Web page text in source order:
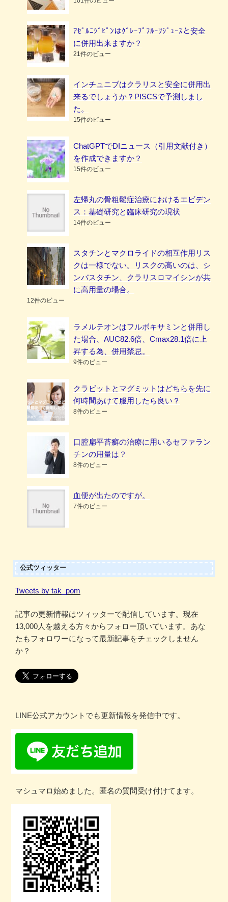
ｱｾﾞﾙﾆｼﾞﾋﾟﾝはｸﾞﾚｰﾌﾟﾌﾙｰﾂｼﾞｭｰｽと安全
に併用出来ますか？
21件のビュー
インチュニブはクラリスと安全に併用出
来るでしょうか？PISCSで予測しまし
た。
15件のビュー
ChatGPTでDIニュース（引用文献付き）
を作成できますか？
15件のビュー
左帰丸の骨粗鬆症治療におけるエビデン
ス：基礎研究と臨床研究の現状
14件のビュー
スタチンとマクロライドの相互作用リス
クは一様でない。リスクの高いのは、シ
ンバスタチン、クラリスロマイシンが共
に高用量の場合。
12件のビュー
ラメルテオンはフルボキサミンと併用し
た場合、AUC82.6倍、Cmax28.1倍に上
昇する為、併用禁忌。
9件のビュー
クラビットとマグミットはどちらを先に
何時間あけて服用したら良い？
8件のビュー
口腔扁平苔癬の治療に用いるセファラン
チンの用量は？
8件のビュー
血便が出たのですが。
7件のビュー
公式ツィッター
Tweets by tak_pom
記事の更新情報はツィッターで配信しています。現在
13,000人を越える方々からフォロー頂いています。あな
たもフォロワーになって最新記事をチェックしません
か？
LINE公式アカウントでも更新情報を発信中です。
マシュマロ始めました。匿名の質問受け付けてます。